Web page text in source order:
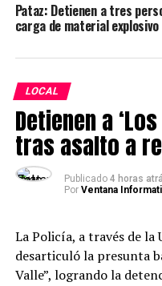
Pataz: Detienen a tres
carga de material explosivo
LOCAL
Detienen a
tras asalto a
Publicado 4 horas
Por Ventana
La Policía, a través de la
desarticuló la presunta
Valle”, logrando la